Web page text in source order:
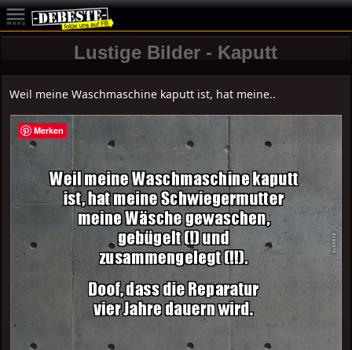
Lustige Bilder - Kaputt
Weil meine Waschmaschine kaputt ist, hat meine..
Merken